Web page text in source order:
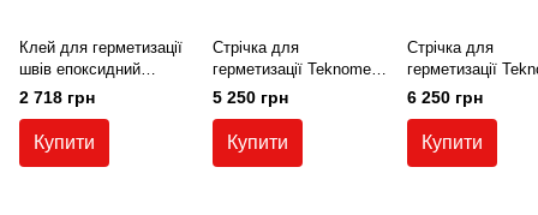
Клей для герметизації
швів епоксидний
Teknobond 400 D
(комплект 5 кг)
2 718 грн
Купити
Стрічка для
герметизації Teknomer
(ширина 200 мм), рулон
5 250 грн
Купити
Стрічка для
герметизації
(ширина 250 мм),
6 250 грн
Купити